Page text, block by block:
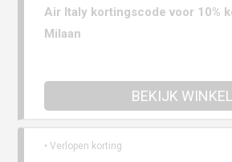
Air Italy kortingscode voor 10%
Milaan
BEKIJK WINKEL
• Verlopen korting